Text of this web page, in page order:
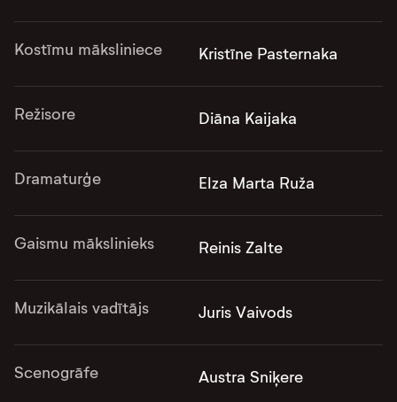
Kostīmu māksliniece Kristīne Pasternaka
Režisore Diāna Kaijaka
Dramaturģe Elza Marta Ruža
Gaismu mākslinieks Reinis Zalte
Muzikālais vadītājs Juris Vaivods
Scenogrāfe Austra Sniķere